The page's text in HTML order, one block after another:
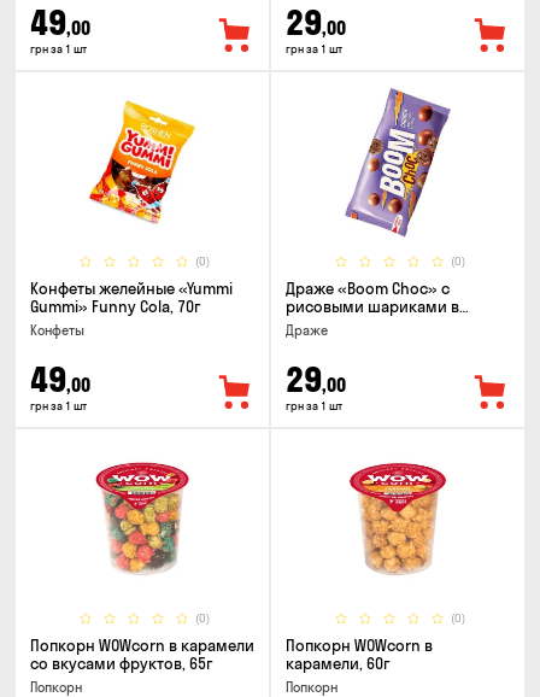
49,00
грн за 1 шт
29,00
грн за 1 шт
(0)
Конфеты желейные «Yummi
Gummi» Funny Cola, 70г
Конфеты
49,00
грн за 1 шт
(0)
Драже «Boom Choc» с
рисовыми шариками в
молочном шоколаде, 30г
Драже
29,00
грн за 1 шт
(0)
Попкорн WOWcorn в карамели
со вкусами фруктов, 65г
Попкорн
(0)
Попкорн WOWcorn в
карамели, 60г
Попкорн